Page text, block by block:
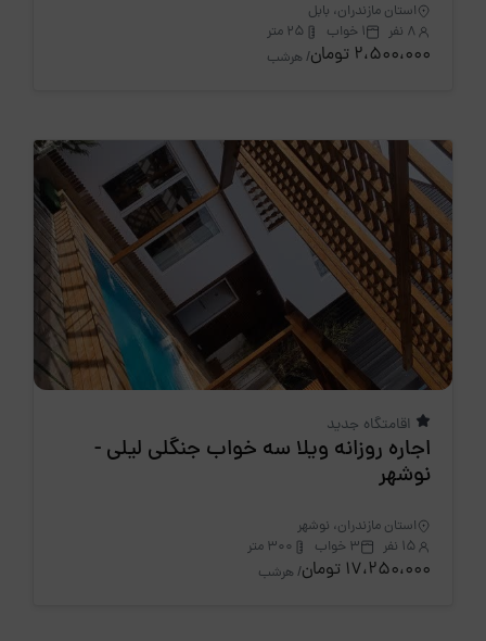
استان مازندران، بابل
8 نفر
1 خواب 25 متر
2،500،000 تومان / هرشب
اقامتگاه جدید
اجاره روزانه ویلا سه خواب جنگلی لیلی -
نوشهر
استان مازندران، نوشهر
15 نفر
3 خواب 300 متر
17،250،000 تومان / هرشب